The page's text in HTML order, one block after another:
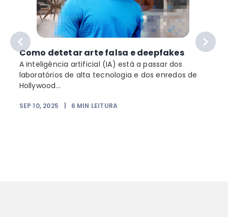
Como detetar arte falsa e deepfakes
A inteligência artificial (IA) está a passar dos
laboratórios de alta tecnologia e dos enredos de
Hollywood...
SEP 10, 2025 6 MIN LEITURA